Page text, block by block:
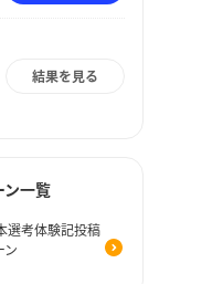
結果を見る
ン一覧
選考体験記投稿
ン